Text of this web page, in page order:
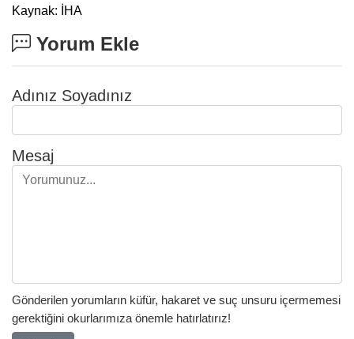
Kaynak: İHA
Yorum Ekle
Adınız Soyadınız
Mesaj
Gönderilen yorumların küfür, hakaret ve suç unsuru içermemesi
gerektiğini okurlarımıza önemle hatırlatırız!